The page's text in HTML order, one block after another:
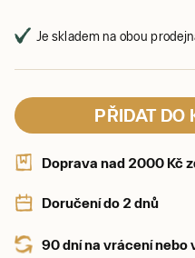
Je skladem na obou
PŘIDAT DO
Doprava nad 2000 Kč
Doručení do 2 dnů
90 dní na vrácení nebo